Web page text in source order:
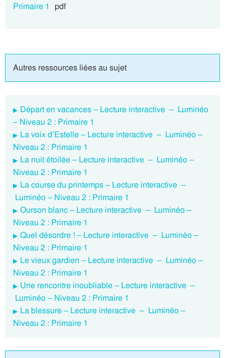
Primaire 1
pdf
Autres ressources liées au sujet
Départ en vacances – Lecture interactive – Luminéo
– Niveau 2 : Primaire 1
La voix d’Estelle – Lecture interactive – Luminéo –
Niveau 2 : Primaire 1
La nuit étoilée – Lecture interactive – Luminéo –
Niveau 2 : Primaire 1
La course du printemps – Lecture interactive –
Luminéo – Niveau 2 : Primaire 1
Ourson blanc – Lecture interactive – Luminéo –
Niveau 2 : Primaire 1
Quel désordre ! – Lecture interactive – Luminéo –
Niveau 2 : Primaire 1
Le vieux gardien – Lecture interactive – Luminéo –
Niveau 2 : Primaire 1
Une rencontre inoubliable – Lecture interactive –
Luminéo – Niveau 2 : Primaire 1
La blessure – Lecture interactive – Luminéo –
Niveau 2 : Primaire 1